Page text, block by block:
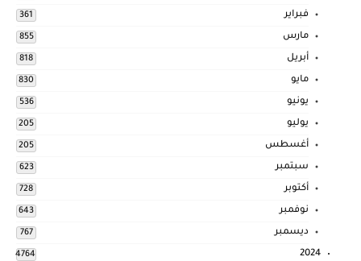
فبراير 361
مارس 855
أبريل 818
مايو 830
يونيو 536
يوليو 205
أغسطس 205
سبتمبر 623
أكتوبر 728
نوفمبر 643
ديسمبر 767
2024
4764